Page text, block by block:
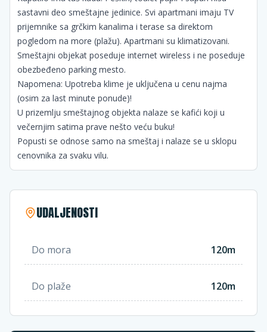
sastavni deo smeštajne jedinice. Svi apartmani imaju TV
prijemnike sa grčkim kanalima i terase sa direktom
pogledom na more (plažu). Apartmani su klimatizovani.
Smeštajni objekat poseduje internet wireless i ne poseduje
obezbeđeno parking mesto.
Napomena: Upotreba klime je uključena u cenu najma
(osim za last minute ponude)!
U prizemlju smeštajnog objekta nalaze se kafići koji u
večernjim satima prave nešto veću buku!
Popusti se odnose samo na smeštaj i nalaze se u sklopu
cenovnika za svaku vilu.
UDALJENOSTI
Do mora 120m
Do plaže 120m